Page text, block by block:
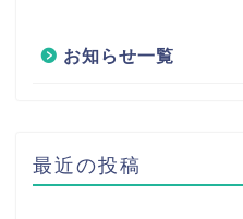
お知らせ一覧
最近の投稿